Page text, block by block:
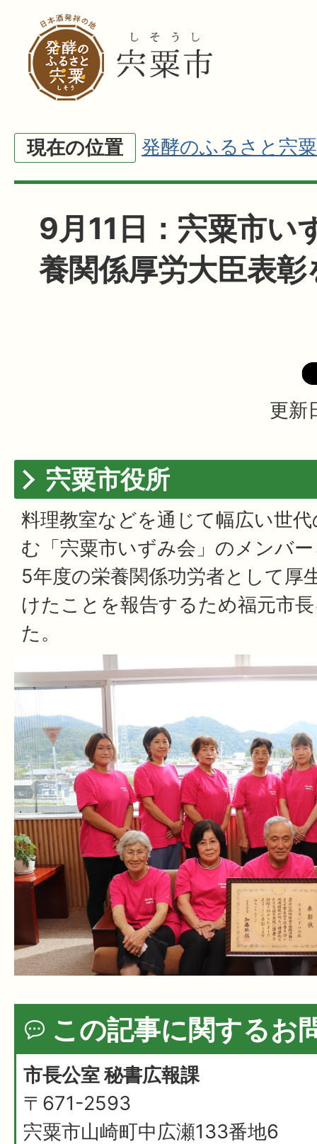
現在の位置 発酵のふるさと宍粟
9月11日：宍粟市い
養関係厚労大臣表彰
更新
宍粟市役所
料理教室などを通じて幅広い世
む「宍粟市いずみ会」のメンバ
5年度の栄養関係功労者として厚
けたことを報告するため福元市
た。
この記事に関するお
市長公室 秘書広報課
〒671-2593
宍粟市山崎町中広瀬133番地6